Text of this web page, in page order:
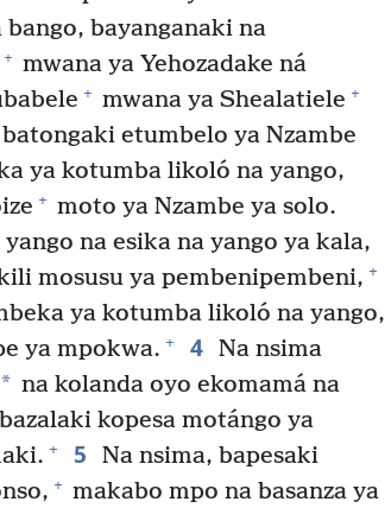
bayanganaki na
+ mwana ya Yehozadake ná
+ mwana ya Shealatiele +
etumbelo ya Nzambe
ya kotumba likoló na yango,
+ moto ya Nzambe ya solo.
na esika na yango ya kala,
mosusu ya pembenipembeni, +
ya kotumba likoló na yango,
ya mpokwa. + 4 Na nsima
* na kolanda oyo ekomamá na
kopesa motángo ya
+ 5
Na nsima, bapesaki
+ makabo mpo na basanza ya